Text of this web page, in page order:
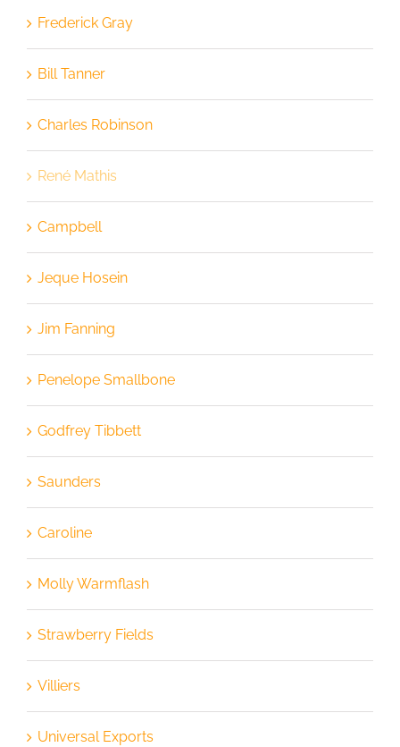
Frederick Gray
Bill Tanner
Charles Robinson
René Mathis
Campbell
Jeque Hosein
Jim Fanning
Penelope Smallbone
Godfrey Tibbett
Saunders
Caroline
Molly Warmflash
Strawberry Fields
Villiers
Universal Exports